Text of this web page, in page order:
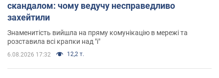
скандалом: чому ведучу несправедливо
захейтили
Знаменитість вийшла на пряму комунікацію в мережі та
розставила всі крапки над "і"
6.08.2026 17:32 12,2 т.